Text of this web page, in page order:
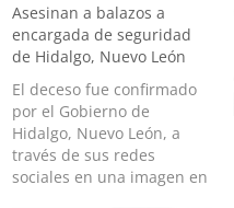
Asesinan a balazos a
encargada de seguridad
de Hidalgo, Nuevo León
El deceso fue confirmado
por el Gobierno de
Hidalgo, Nuevo León, a
través de sus redes
sociales en una imagen en